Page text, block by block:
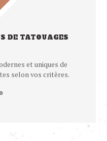
DE TATOUAGES
et uniques de
selon vos critères.